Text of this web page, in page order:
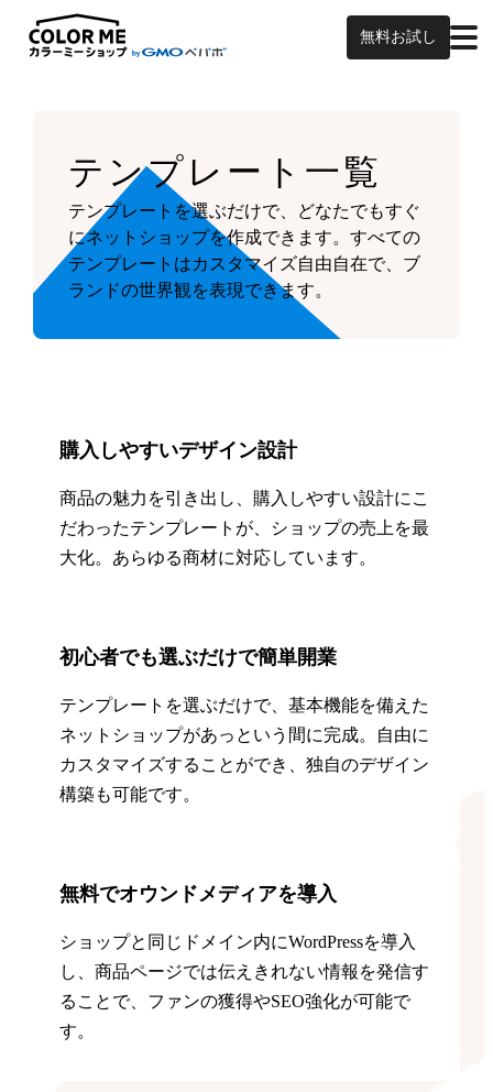
無料お試し
テンプレート一覧
テンプレートを選ぶだけで、どなたでもすぐ
にネットショップを作成できます。すべての
テンプレートはカスタマイズ自由自在で、ブ
ランドの世界観を表現できます。
購入しやすいデザイン設計
商品の魅力を引き出し、購入しやすい設計にこ
だわったテンプレートが、ショップの売上を最
大化。あらゆる商材に対応しています。
初心者でも選ぶだけで簡単開業
テンプレートを選ぶだけで、基本機能を備えた
ネットショップがあっという間に完成。自由に
カスタマイズすることができ、独自のデザイン
構築も可能です。
無料でオウンドメディアを導入
ショップと同じドメイン内にWordPressを導入
し、商品ページでは伝えきれない情報を発信す
ることで、ファンの獲得やSEO強化が可能で
す。